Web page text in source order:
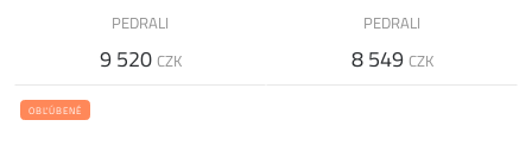
PEDRALI
9 520 CZK
PEDRALI
8 549 CZK
OBĽÚBENÉ